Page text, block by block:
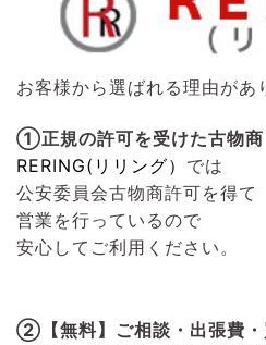
お客様から選ばれる理由があ
①正規の許可を受けた古物商
RERING(リリング） では
公安委員会古物商許可を得て
営業を行っているので
安心してご利用ください。
②【無料】ご相談・出張費・